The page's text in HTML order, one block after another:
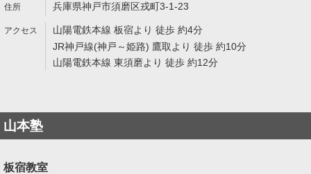
兵庫県神戸市須磨区戎町3-1-23
山陽電鉄本線 板宿より 徒歩 約4分
JR神戸線(神戸～姫路) 鷹取より 徒歩 約10分
山陽電鉄本線 東須磨より 徒歩 約12分
山本塾
板宿教室